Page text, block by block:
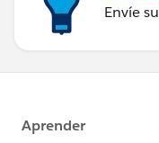
Envíe